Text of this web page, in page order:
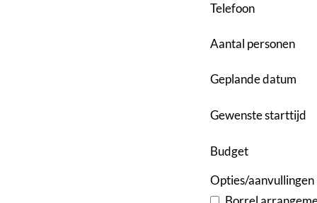
Telefoon
Aantal personen
Geplande datum
Gewenste starttijd
Budget
Opties/aanvullingen